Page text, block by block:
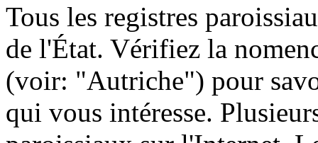
Tous les registres
de l'État. Vérifiez la
(voir: "Autriche") pour
qui vous intéresse.